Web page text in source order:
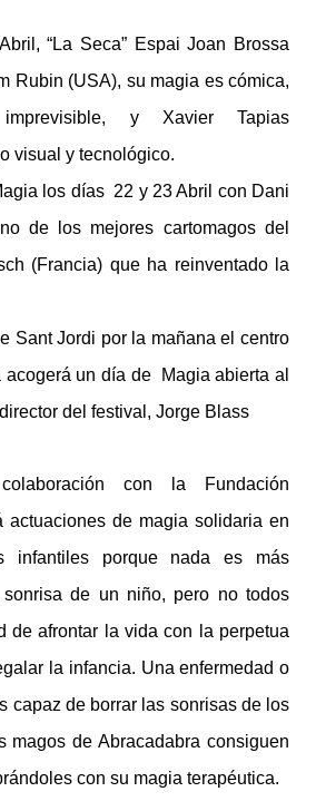
“La Seca” Espai Joan Brossa
Rubin (USA), su magia es cómica,
y Xavier Tapias
visual y tecnológico.
los días 22 y 23 Abril con Dani
de los mejores cartomagos del
(Francia) que ha reinventado la
Sant Jordi por la mañana el centro
acogerá un día de Magia abierta al
del festival, Jorge Blass
con la Fundación
actuaciones de magia solidaria en
infantiles porque nada es más
de un niño, pero no todos
de afrontar la vida con la perpetua
la infancia. Una enfermedad o
capaz de borrar las sonrisas de los
magos de Abracadabra consiguen
con su magia terapéutica.